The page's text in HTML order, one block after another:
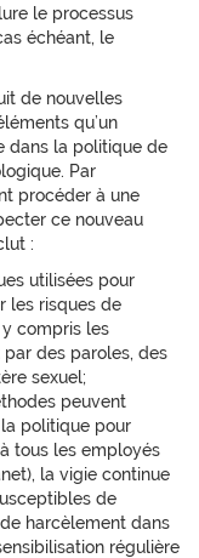
le processus
échéant, le
de nouvelles
qu’un
dans la politique de
Par
procéder à une
ce nouveau
:
utilisées pour
les risques de
compris les
des paroles, des
sexuel;
peuvent
politique pour
tous les employés
la vigie continue
de
harcèlement dans
régulière